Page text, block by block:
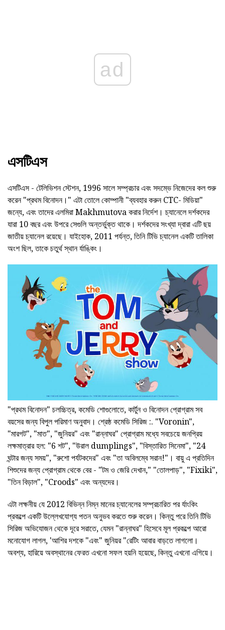
ad
এসটিএস
এসটিএস - টেলিভিশন স্টেশন, 1996 সালে সম্প্রচার এবং সদম্ভে নিজেদের কল শুরু
করেন "প্রথম বিনোদন।" এটা তোলে কোম্পানী "ব্যবহার করুন CTC- মিডিয়া"
জন্যে, এবং তাদের এলমিরা Makhmutova করার নির্দেশ। চ্যানেলে দর্শকদের
যারা 10 বছর এবং উপরে সেগুলি অন্তর্ভুক্ত থাকে। দর্শকদের সংখ্যা দ্বারা এটি ছয়
জাতীয় চ্যানেল রয়েছে। যাইহোক, 2011 পর্যন্ত, তিনি টিভি চ্যানেল একটি তালিকা
অংশ ছিল, তাকে চতুর্থ স্থান র্যাঙ্কিং।
"প্রথম বিনোদন" চলচ্চিত্র, কমেডি শোগুলোতে, কার্টুন ও বিনোদন প্রোগ্রাম সব
বয়সের জন্য বিপুল পরিমাণ অনুবাদ। শ্রেষ্ঠ কমেডি সিরিজ :. "Voronin",
"মারগট", "মাত", "জুনিয়র" এবং "রান্নাঘর" প্রোগ্রাম মধ্যে সবচেয়ে জনপ্রিয়
লক্ষমাত্রার হল: "6 শট", "উরাল dumplings", "বিস্তারিত সিনেমা", "24
ঘন্টার জন্য সময়", "রুশো পর্যটকদের" এবং "তা অবিলম্বে সরান!"। বায়ু এ প্রতিদিন
শিশুদের জন্য প্রোগ্রাম থেকে বের - "টম ও জেরি দেখান," "তোলপাড়", "Fixiki",
"তিন বিড়াল", "Croods" এবং অন্যদের।
এটা লক্ষনীয় যে 2012 বিভিন্ন নিম্ন মানের চ্যানেলের সম্প্রচারিত পর র্যাংকিং
প্রকল্পে একটি উল্লেখযোগ্য পতন অনুভব করতে শুরু করেন। কিন্তু পরে তিনি টিভি
সিরিজ অভিযোজন থেকে দূরে সরাতে, যেমন "রান্নাঘর" হিসেবে মূল প্রকল্পে আরো
মনোযোগ লাগল, 'আশির দশকে "এবং" জুনিয়র "রেটিং আবার বাড়তে লাগলো।
অবশ্য, হারিয়ে অবস্থানের ফেরত এখনো সফল হয়নি হয়েছে, কিন্তু এখনো এগিয়ে।